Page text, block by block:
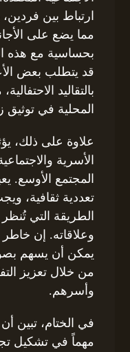
ارتباط بين
مما يضع على
بحساسية مع هذه
قد يتطلب بعض
بالتقاليد
المحلية في توثيق
علاوة على ذلك،
الأسرية
المجتمع الأوسع.
تعددية ثقافية،
الطريقة التي
وعلاقاته. إن خاطر
يمكن أن يسهم
من خلال تعزيز
وأسرهم.
في الختام، تبين
مهماً في تشكيل